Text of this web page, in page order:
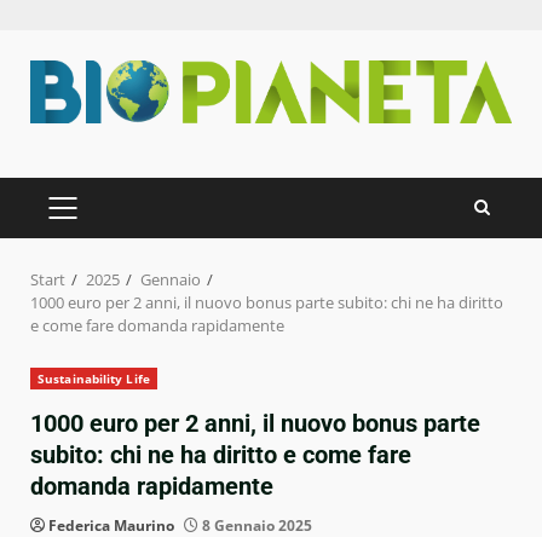
Inhalt
springen
PRIMÄRES
MENÜ
Start 2025
Gennaio
1000 euro per 2 anni, il nuovo bonus parte subito: chi ne ha diritto
e come fare domanda rapidamente
Sustainability Life
1000 euro per 2 anni, il nuovo bonus parte
subito: chi ne ha diritto e come fare
domanda rapidamente
Federica Maurino 8 Gennaio 2025